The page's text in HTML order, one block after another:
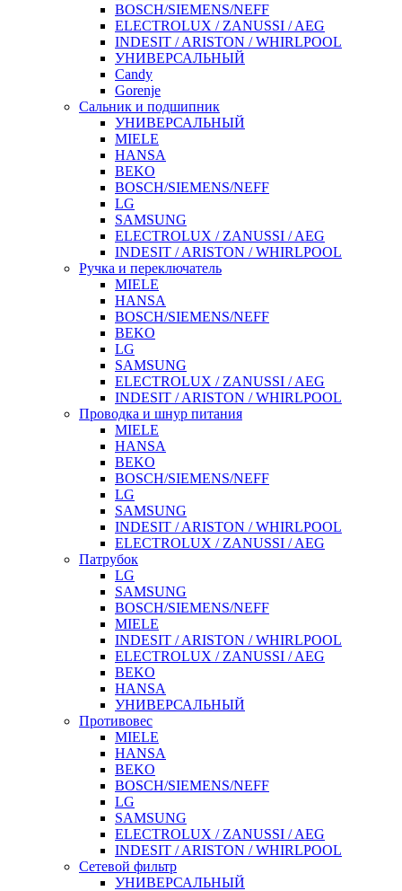
BOSCH/SIEMENS/NEFF
ELECTROLUX / ZANUSSI / AEG
INDESIT / ARISTON / WHIRLPOOL
УНИВЕРСАЛЬНЫЙ
Candy
Gorenje
Сальник и подшипник
УНИВЕРСАЛЬНЫЙ
MIELE
HANSA
BEKO
BOSCH/SIEMENS/NEFF
LG
SAMSUNG
ELECTROLUX / ZANUSSI / AEG
INDESIT / ARISTON / WHIRLPOOL
Ручка и переключатель
MIELE
HANSA
BOSCH/SIEMENS/NEFF
BEKO
LG
SAMSUNG
ELECTROLUX / ZANUSSI / AEG
INDESIT / ARISTON / WHIRLPOOL
Проводка и шнур питания
MIELE
HANSA
BEKO
BOSCH/SIEMENS/NEFF
LG
SAMSUNG
INDESIT / ARISTON / WHIRLPOOL
ELECTROLUX / ZANUSSI / AEG
Патрубок
LG
SAMSUNG
BOSCH/SIEMENS/NEFF
MIELE
INDESIT / ARISTON / WHIRLPOOL
ELECTROLUX / ZANUSSI / AEG
BEKO
HANSA
УНИВЕРСАЛЬНЫЙ
Противовес
MIELE
HANSA
BEKO
BOSCH/SIEMENS/NEFF
LG
SAMSUNG
ELECTROLUX / ZANUSSI / AEG
INDESIT / ARISTON / WHIRLPOOL
Сетевой фильтр
УНИВЕРСАЛЬНЫЙ